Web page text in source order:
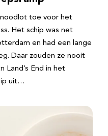
toe voor het
Het schip was net
en had een lange
Daar zouden ze nooit
Land’s End in het
uit…